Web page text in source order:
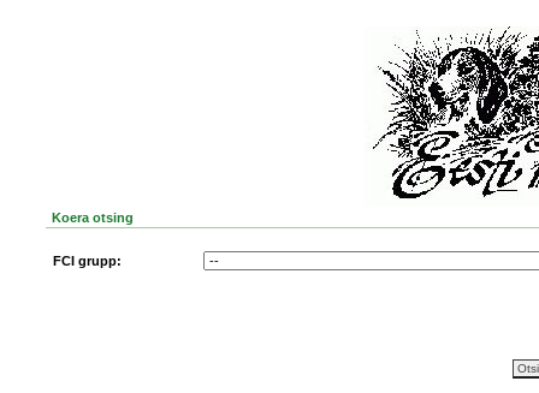
Koera otsing
FCI grupp: